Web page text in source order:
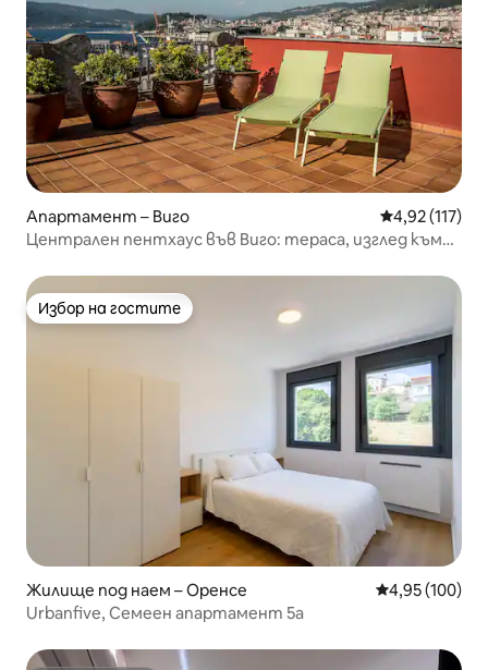
Апартамент – Виго Средна
4,92 (117)
Централен пентхаус във Виго: тераса, изглед към
Избор на гостите
Избор на гостите
Жилище под наем – Оренсе Средна
4,95 (100)
Urbanfive, Семеен апартамент 5a